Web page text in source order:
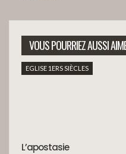
VOUS POURRIEZ AUSSI
EGLISE 1ERS SIÈCLES
L’apostasie